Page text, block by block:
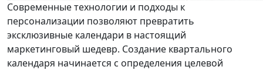
Современные технологии и подходы к
персонализации позволяют превратить
эксклюзивные календари в настоящий
маркетинговый шедевр. Создание квартального
календаря начинается с определения целевой